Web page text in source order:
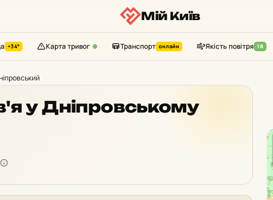
Мій Київ
+34° Карта тривог Транспорт онлайн Якість повітря 18
у Дніпровському